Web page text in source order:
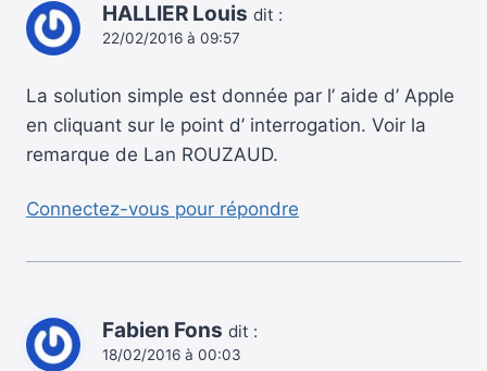
HALLIER Louis dit :
22/02/2016 à 09:57
La solution simple est donnée par l’ aide d’ Apple
en cliquant sur le point d’ interrogation. Voir la
remarque de Lan ROUZAUD.
Connectez-vous pour répondre
Fabien Fons dit :
18/02/2016 à 00:03